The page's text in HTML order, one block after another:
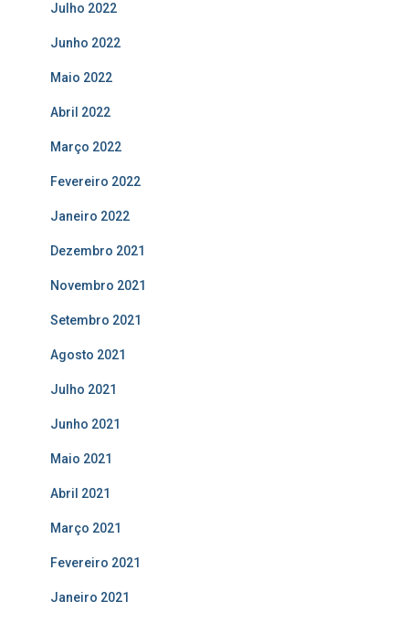
Julho 2022
Junho 2022
Maio 2022
Abril 2022
Março 2022
Fevereiro 2022
Janeiro 2022
Dezembro 2021
Novembro 2021
Setembro 2021
Agosto 2021
Julho 2021
Junho 2021
Maio 2021
Abril 2021
Março 2021
Fevereiro 2021
Janeiro 2021